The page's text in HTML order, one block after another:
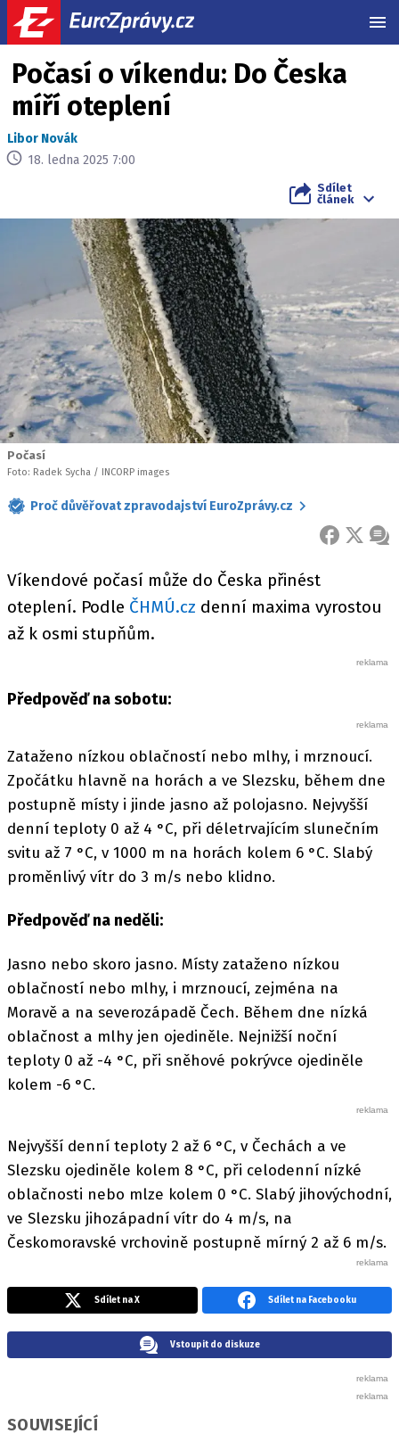
Počasí o víkendu: Do Česka
míří oteplení
Libor Novák
18. ledna 2025 7:00
Sdílet
článek
Počasí
Foto: Radek Sycha / INCORP images
Proč důvěřovat zpravodajství EuroZprávy.cz
FACEBOOK
X
Víkendové počasí může do Česka přinést
oteplení. Podle ČHMÚ.cz denní maxima vyrostou
až k osmi stupňům.
Předpověď na sobotu:
Zataženo nízkou oblačností nebo mlhy, i mrznoucí.
Zpočátku hlavně na horách a ve Slezsku, během dne
postupně místy i jinde jasno až polojasno. Nejvyšší
denní teploty 0 až 4 °C, při déletrvajícím slunečním
svitu až 7 °C, v 1000 m na horách kolem 6 °C. Slabý
proměnlivý vítr do 3 m/s nebo klidno.
Předpověď na neděli:
Jasno nebo skoro jasno. Místy zataženo nízkou
oblačností nebo mlhy, i mrznoucí, zejména na
Moravě a na severozápadě Čech. Během dne nízká
oblačnost a mlhy jen ojediněle. Nejnižší noční
teploty 0 až -4 °C, při sněhové pokrývce ojediněle
kolem -6 °C.
Nejvyšší denní teploty 2 až 6 °C, v Čechách a ve
Slezsku ojediněle kolem 8 °C, při celodenní nízké
oblačnosti nebo mlze kolem 0 °C. Slabý jihovýchodní,
ve Slezsku jihozápadní vítr do 4 m/s, na
Českomoravské vrchovině postupně mírný 2 až 6 m/s.
Sdílet na X Sdílet na Facebooku
Vstoupit do diskuze
SOUVISEJÍCÍ